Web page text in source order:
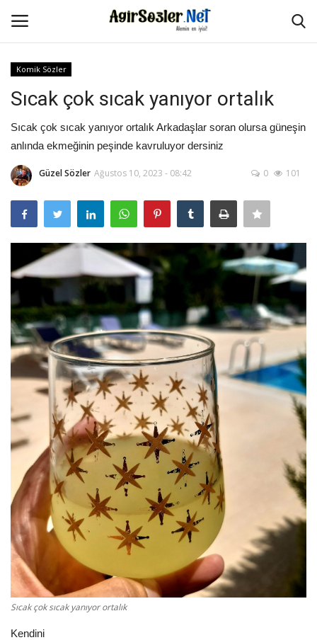
Anasayfa
İletişim
Aşk Sözleri
Şarkı Sözleri
Ağır Sözler
Damar Sözler
Komik Sözler
ilahi sözleri
Dini Sözler
Günaydın Mesajları
Komik Sözler
Sıcak çok sıcak yanıyor ortalık
Sıcak çok sıcak yanıyor ortalık Arkadaşlar soran olursa güneşin
anlında ekmeğinin peşinde kavruluyor dersiniz
Güzel Sözler Ağustos 10, 2023 - 08:42 0 101
Sıcak çok sıcak yanıyor ortalık
Kendini